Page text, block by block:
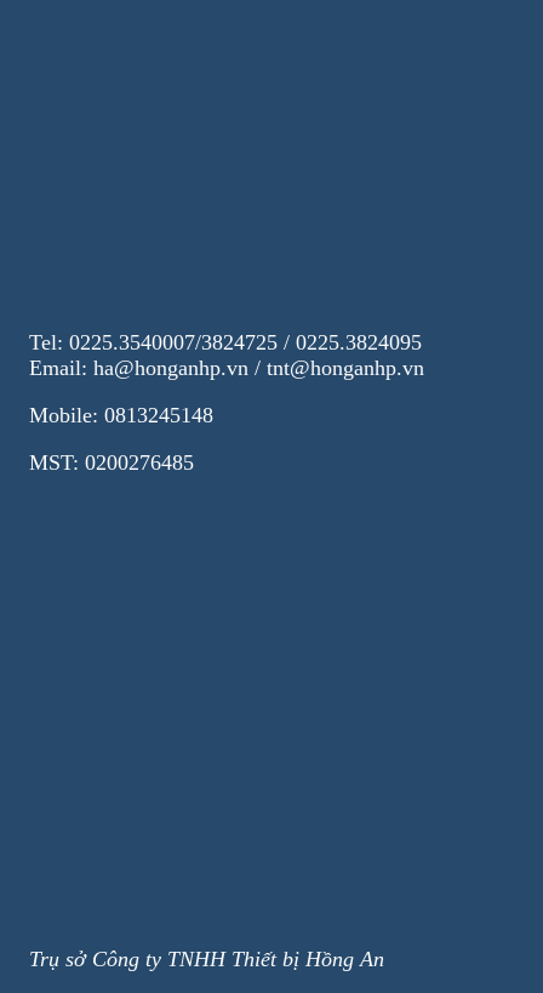
Tel: 0225.3540007/3824725 / 0225.3824095
Email: ha@honganhp.vn / tnt@honganhp.vn
Mobile: 0813245148
MST: 0200276485
Trụ sở Công ty TNHH Thiết bị Hồng An